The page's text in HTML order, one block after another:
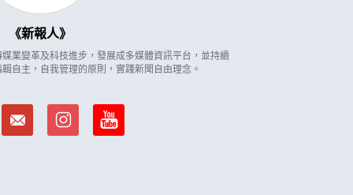
新報人
業變革及科技進步，發展成多媒體資訊平台，並持續
自主，自我管理的原則，實踐新聞自由理念。